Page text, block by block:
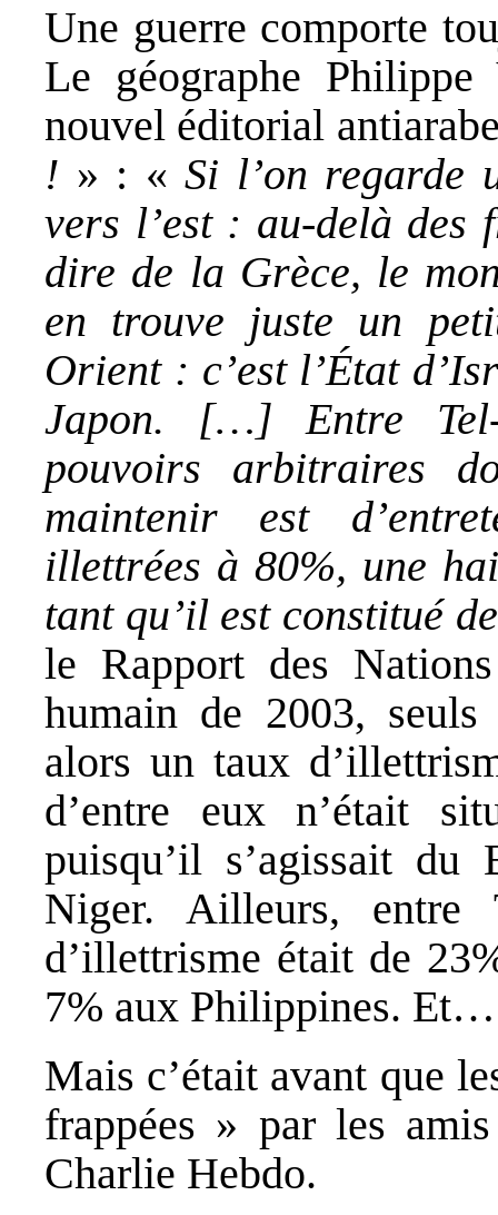
Une guerre comporte
Le géographe
nouvel éditorial
! » : « Si l’on regarde
vers l’est : au-delà des
dire de la Grèce, le
en trouve juste un
Orient : c’est l’État
Japon. […] Entre
pouvoirs arbitraires
maintenir est
illettrées à 80%, une
tant qu’il est constitué
le Rapport des
humain de 2003,
alors un taux
d’entre eux n’était
puisqu’il s’agissait
Niger. Ailleurs,
d’illettrisme était de
7% aux Philippines.
Mais c’était avant que
frappées » par les
Charlie Hebdo.